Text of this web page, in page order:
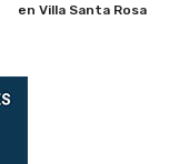
en Villa Santa Rosa